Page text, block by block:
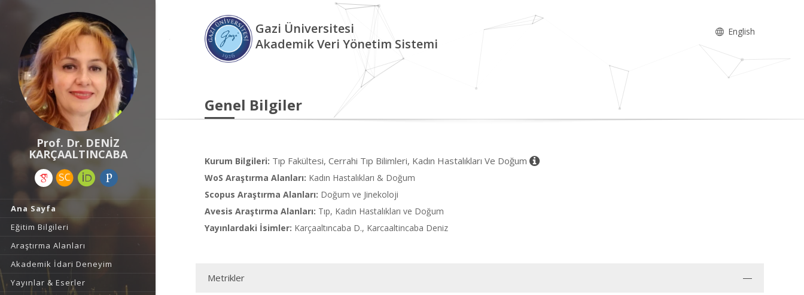
Prof. Dr. DENİZ
KARÇAALTINCABA
Ana Sayfa
Eğitim Bilgileri
Araştırma Alanları
Akademik İdari Deneyim
Yayınlar & Eserler
Gazi Üniversitesi
Akademik Veri Yönetim Sistemi
English
Genel Bilgiler
Kurum Bilgileri: Tıp Fakültesi, Cerrahi Tıp Bilimleri, Kadın Hastalıkları Ve Doğum
WoS Araştırma Alanları: Kadın Hastalıkları & Doğum
Scopus Araştırma Alanları: Doğum ve Jinekoloji
Avesis Araştırma Alanları: Tıp, Kadın Hastalıkları ve Doğum
Yayınlardaki İsimler: Karçaaltıncaba D., Karcaaltincaba Deniz
Metrikler